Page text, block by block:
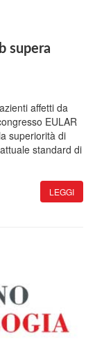
supera
affetti da
EULAR
superiorità di
standard di
LEGGI